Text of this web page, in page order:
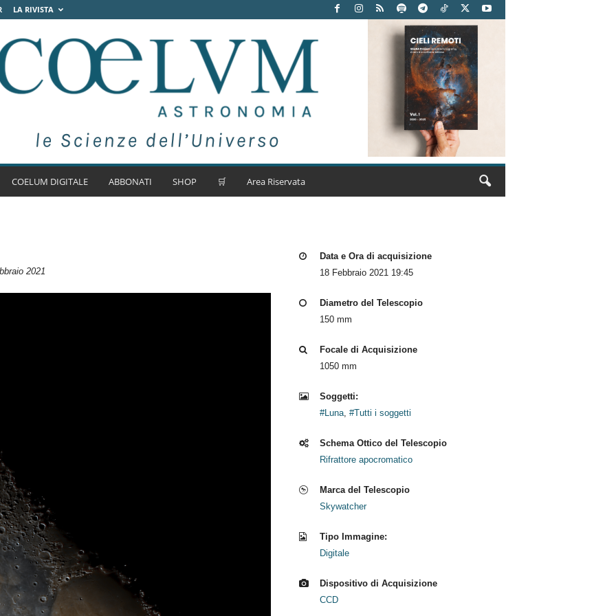
LA RIVISTA
COELUM DIGITALE ABBONATI SHOP 🛒 Area Riservata
2021
Data e Ora di acquisizione
18 Febbraio 2021 19:45
Diametro del Telescopio
150 mm
Focale di Acquisizione
1050 mm
Soggetti:
#Luna, #Tutti i soggetti
Schema Ottico del Telescopio
Rifrattore apocromatico
Marca del Telescopio
Skywatcher
Tipo Immagine:
Digitale
Dispositivo di Acquisizione
CCD